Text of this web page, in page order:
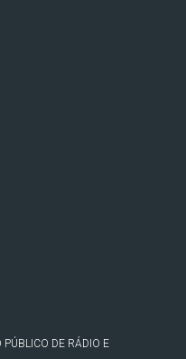
PÚBLICO DE RÁDIO E